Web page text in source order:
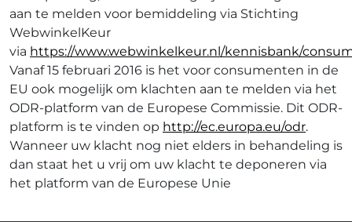
aan te melden voor bemiddeling via Stichting
WebwinkelKeur
via https://www.webwinkelkeur.nl/kennisbank/
Vanaf 15 februari 2016 is het voor consumenten in de
EU ook mogelijk om klachten aan te melden via het
ODR-platform van de Europese Commissie. Dit ODR-
platform is te vinden op http://ec.europa.eu/odr.
Wanneer uw klacht nog niet elders in behandeling is
dan staat het u vrij om uw klacht te deponeren via
het platform van de Europese Unie